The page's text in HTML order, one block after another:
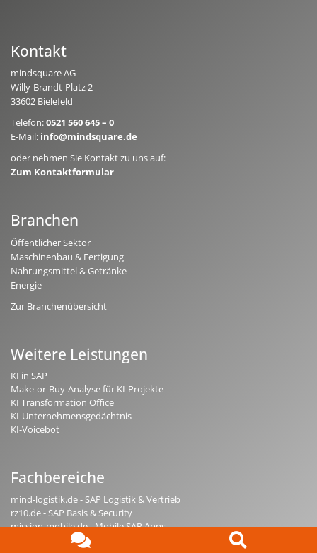
Kontakt
mindsquare AG
Willy-Brandt-Platz 2
33602 Bielefeld
Telefon:0521 560 645 – 0
E-Mail: info@mindsquare.de
oder nehmen Sie Kontakt zu uns auf:
Zum Kontaktformular
Branchen
Öffentlicher Sektor
Maschinenbau & Fertigung
Nahrungsmittel & Getränke
Energie
Zur Branchenübersicht
Weitere Leistungen
KI in SAP
Make-or-Buy-Analyse für KI-Projekte
KI Transformation Office
KI-Unternehmensgedächtnis
KI-Voicebot
Fachbereiche
mind-logistik.de - SAP Logistik & Vertrieb
rz10.de - SAP Basis & Security
mission-mobile.de - Mobile SAP Apps
erlebe-software.de - SAP Individualentwicklung